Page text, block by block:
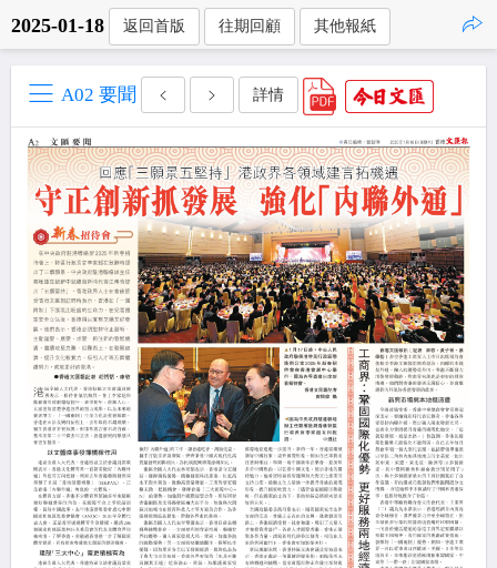
2025-01-18 返回首版 往期回顧 其他報紙
A02 要聞 詳情